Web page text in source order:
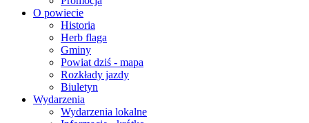
O powiecie
Historia
Herb flaga
Gminy
Powiat dziś - mapa
Rozkłady jazdy
Biuletyn
Wydarzenia
Wydarzenia lokalne